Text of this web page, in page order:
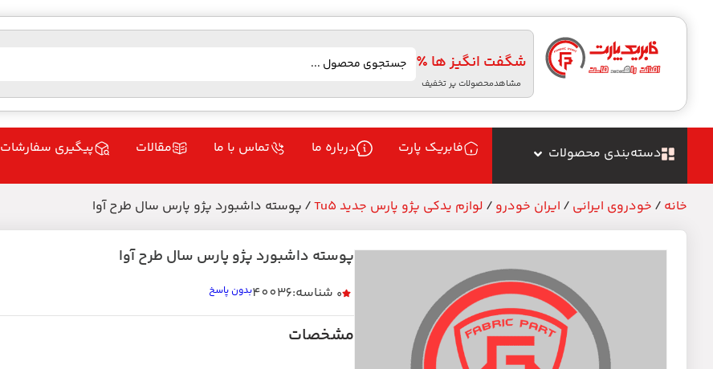
شگفت انگیز ها ٪
مشاهدمحصولات پر تخفیف
دسته‌بندی محصولات فابریک پارت درباره ما تماس با ما مقالات پیگیری سفارشات
خانه / خودروی ایرانی / ایران خودرو / لوازم یدکی پژو پارس جدید Tu5 / پوسته داشبورد پژو پارس سال طرح آوا
پوسته داشبورد پژو پارس سال طرح آوا
0 شناسه:40036 بدون پاسخ
مشخصات